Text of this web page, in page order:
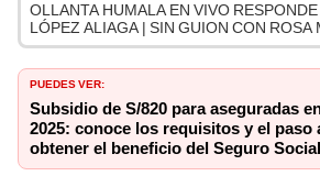
OLLANTA HUMALA EN VIVO
LÓPEZ ALIAGA | SIN GUION CON ROSA
PUEDES VER:
Subsidio de S/820 para aseguradas
2025: conoce los requisitos y el paso
obtener el beneficio del Seguro Social